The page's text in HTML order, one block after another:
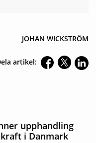
JOHAN WICKSTRÖM
artikel:
upphandling
i Danmark